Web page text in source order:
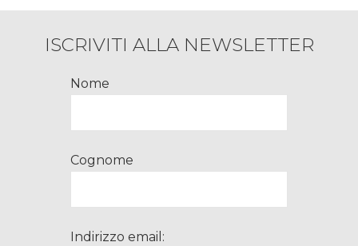
ISCRIVITI ALLA NEWSLETTER
Nome
Cognome
Indirizzo email: